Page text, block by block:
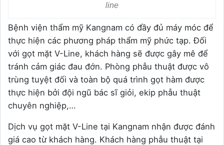
line
Bệnh viện thẩm mỹ Kangnam có đầy đủ máy móc để
thực hiện các phương pháp thẩm mỹ phức tạp. Đối
với gọt mặt V-Line, khách hàng sẽ được gây mê để
tránh cảm giác đau đớn. Phòng phẫu thuật được vô
trùng tuyệt đối và toàn bộ quá trình gọt hàm được
thực hiện bởi đội ngũ bác sĩ giỏi, ekip phẫu thuật
chuyên nghiệp,…
Dịch vụ gọt mặt V-Line tại Kangnam nhận được đánh
giá cao từ khách hàng. Khách hàng phẫu thuật tại